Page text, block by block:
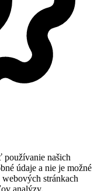
používanie našich
údaje a nie je možné
stránkach
analýzy.